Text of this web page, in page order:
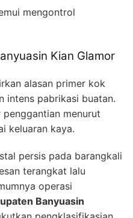
mengontrol
Kian Glamor
alasan primer kok
intens pabrikasi buatan.
menurut
keluaran kaya.
persis pada barangkali
terangkat lalu
operasi
Banyuasin